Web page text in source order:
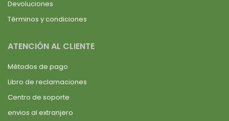
Devoluciones
Términos y condiciones
ATENCIÓN AL CLIENTE
Métodos de pago
Libro de reclamaciones
Centro de soporte
envios al extranjero